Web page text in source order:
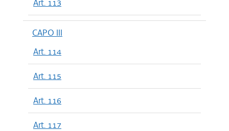
Art. 113
CAPO III
Art. 114
Art. 115
Art. 116
Art. 117